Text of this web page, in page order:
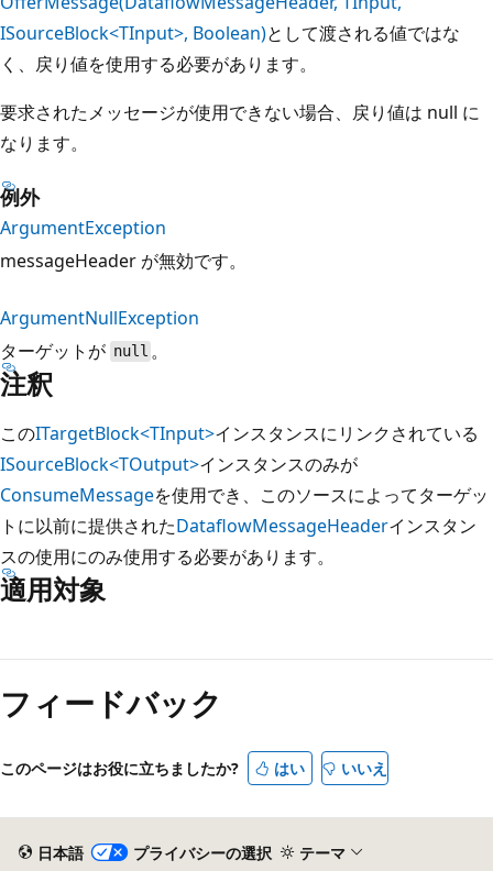
ISourceBlock<TInput>, Boolean)として渡される値ではな
く、戻り値を使用する必要があります。
要求されたメッセージが使用できない場合、戻り値は null に
なります。
例外
ArgumentException
messageHeader が無効です。
ArgumentNullException
ターゲットが null 。
注釈
このITargetBlock<TInput>インスタンスにリンクされている
ISourceBlock<TOutput>インスタンスのみが
ConsumeMessageを使用でき、このソースによってターゲッ
トに以前に提供されたDataflowMessageHeaderインスタン
スの使用にのみ使用する必要があります。
適用対象
み
取
モ
ド
フィードバック
このページはお役に立ちましたか? はい いいえ
日本語 プライバシーの選択 テーマ